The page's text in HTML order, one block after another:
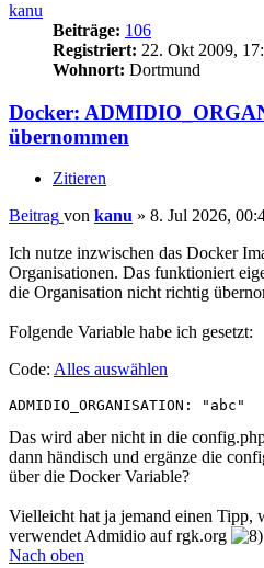
kanu
Beiträge: 106
Registriert: 22. Okt 2009,
Wohnort: Dortmund
Docker:
übernommen
Zitieren
Beitrag von kanu » 8. Jul 2026,
Ich nutze inzwischen das Docker
Organisationen. Das funktioniert
die Organisation nicht richtig
Folgende Variable habe ich gesetzt:
Code: Alles auswählen
ADMIDIO_ORGANISATION: "abc"
Das wird aber nicht in die
dann händisch und ergänze die
über die Docker Variable?
Vielleicht hat ja jemand einen Tipp,
verwendet Admidio auf rgk.org
Nach oben